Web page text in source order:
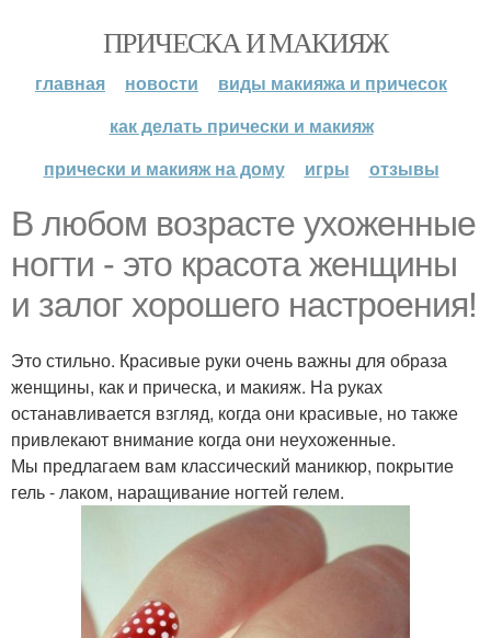
ПРИЧЕСКА И МАКИЯЖ
главная новости
виды макияжа и причесок
как делать прически и макияж
прически и макияж на дому
игры отзывы
В любом возрасте ухоженные
ногти - это красота женщины
и залог хорошего настроения!
Это стильно. Красивые руки очень важны для образа
женщины, как и прическа, и макияж. На руках
останавливается взгляд, когда они красивые, но также
привлекают внимание когда они неухоженные.
Мы предлагаем вам классический маникюр, покрытие
гель - лаком, наращивание ногтей гелем.